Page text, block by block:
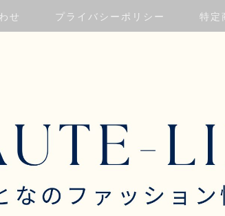
せ プライバシーポリシー 特定